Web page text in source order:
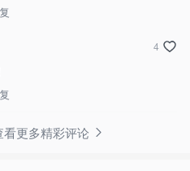
4
看更多精彩评论